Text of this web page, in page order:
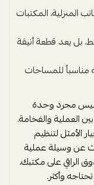
المنزلية، المكتبات
بل يعد قطعة أنيقة
للمساحات
ليس مجرد وحدة
العملية والفخامة.
الأمثل لتنظيم
عن وسيلة عملية
الراقي على مكتبك،
وأكثر.